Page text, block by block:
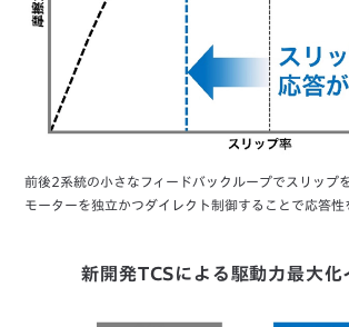
前後2系統の小さなフィードバックループでスリップ
モーターを独立かつダイレクト制御することで応答性
新開発TCSによる駆動力最大化